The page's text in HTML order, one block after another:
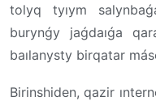
tolyq tyıym
burynǵy jaǵdaıǵa
baılanysty birqatar
Birinshiden, qazir